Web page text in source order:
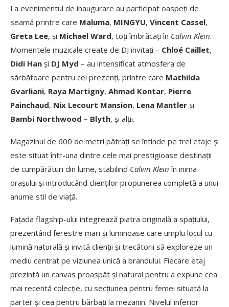
La evenimentul de inaugurare au participat oaspeți de
seamă printre care Maluma, MINGYU, Vincent Cassel,
Greta Lee, și Michael Ward, toți îmbrăcați în Calvin Klein.
Momentele muzicale create de DJ invitați – Chloé Caillet,
Didi Han și DJ Myd – au intensificat atmosfera de
sărbătoare pentru cei prezenți, printre care Mathilda
Gvarliani, Raya Martigny, Ahmad Kontar, Pierre
Painchaud, Nix Lecourt Mansion, Lena Mantler și
Bambi Northwood – Blyth, și alții.
Magazinul de 600 de metri pătrați se întinde pe trei etaje și
este situat într-una dintre cele mai prestigioase destinații
de cumpărături din lume, stabilind Calvin Klein în inima
orașului și introducând clienților propunerea completă a unui
anume stil de viață.
Fațada flagship-ului integrează piatra originală a spațiului,
prezentând ferestre mari și luminoase care umplu locul cu
lumină naturală și invită clienții și trecătorii să exploreze un
mediu centrat pe viziunea unică a brandului. Fiecare etaj
prezintă un canvas proaspăt și natural pentru a expune cea
mai recentă colecție, cu secțiunea pentru femei situată la
parter și cea pentru bărbați la mezanin. Nivelul inferior